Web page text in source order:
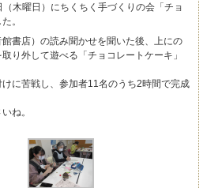
木曜日）にちくちく手づくりの会「チョ
。
館書店）の読み聞かせを聞いた後、上にの
り外して遊べる「チョコレートケーキ」
に苦戦し、参加者11名のうち2時間で完成
ね。